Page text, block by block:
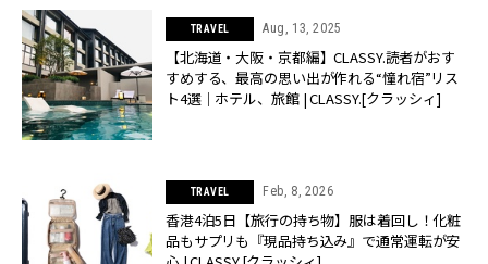
TRAVEL Aug, 13, 2025
【北海道・大阪・京都編】CLASSY.読者がおす
すめする、最高の思い出が作れる“憧れ宿”リス
ト4選｜ホテル、旅館 | CLASSY.[クラッシィ]
TRAVEL Feb, 8, 2026
香港4泊5日【旅行の持ち物】服は着回し！化粧
品もサプリも『現品持ち込み』で通常運転が安